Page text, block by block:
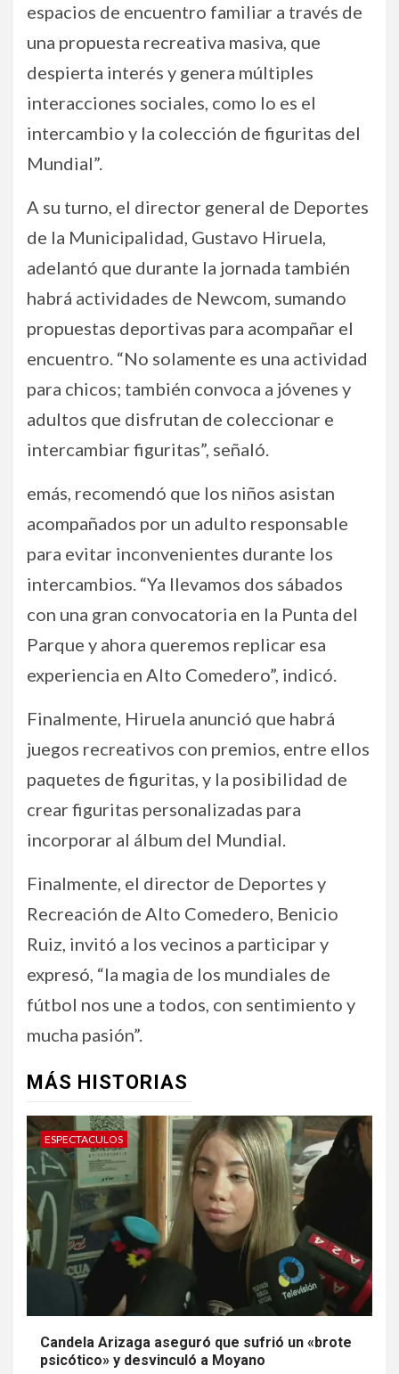
espacios de encuentro familiar a través de
una propuesta recreativa masiva, que
despierta interés y genera múltiples
interacciones sociales, como lo es el
intercambio y la colección de figuritas del
Mundial”.
A su turno, el director general de Deportes
de la Municipalidad, Gustavo Hiruela,
adelantó que durante la jornada también
habrá actividades de Newcom, sumando
propuestas deportivas para acompañar el
encuentro. “No solamente es una actividad
para chicos; también convoca a jóvenes y
adultos que disfrutan de coleccionar e
intercambiar figuritas”, señaló.
emás, recomendó que los niños asistan
acompañados por un adulto responsable
para evitar inconvenientes durante los
intercambios. “Ya llevamos dos sábados
con una gran convocatoria en la Punta del
Parque y ahora queremos replicar esa
experiencia en Alto Comedero”, indicó.
Finalmente, Hiruela anunció que habrá
juegos recreativos con premios, entre ellos
paquetes de figuritas, y la posibilidad de
crear figuritas personalizadas para
incorporar al álbum del Mundial.
Finalmente, el director de Deportes y
Recreación de Alto Comedero, Benicio
Ruiz, invitó a los vecinos a participar y
expresó, “la magia de los mundiales de
fútbol nos une a todos, con sentimiento y
mucha pasión”.
MÁS HISTORIAS
ESPECTACULOS
Candela Arizaga aseguró que sufrió un «brote
psicótico» y desvinculó a Moyano